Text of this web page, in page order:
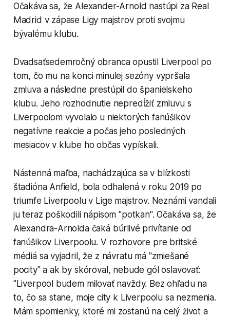
Očakáva sa, že Alexander-Arnold nastúpi za Real
Madrid v zápase Ligy majstrov proti svojmu
bývalému klubu.
Dvadsaťsedemročný obranca opustil Liverpool po
tom, čo mu na konci minulej sezóny vypršala
zmluva a následne prestúpil do španielskeho
klubu. Jeho rozhodnutie nepredĺžiť zmluvu s
Liverpoolom vyvolalo u niektorých fanúšikov
negatívne reakcie a počas jeho posledných
mesiacov v klube ho občas vypískali.
Nástenná maľba, nachádzajúca sa v blízkosti
štadióna Anfield, bola odhalená v roku 2019 po
triumfe Liverpoolu v Lige majstrov. Neznámi vandali
ju teraz poškodili nápisom "potkan". Očakáva sa, že
Alexandra-Arnolda čaká búrlivé privítanie od
fanúšikov Liverpoolu. V rozhovore pre britské
médiá sa vyjadril, že z návratu má "zmiešané
pocity" a ak by skóroval, nebude gól oslavovať:
"Liverpool budem milovať navždy. Bez ohľadu na
to, čo sa stane, moje city k Liverpoolu sa nezmenia.
Mám spomienky, ktoré mi zostanú na celý život a